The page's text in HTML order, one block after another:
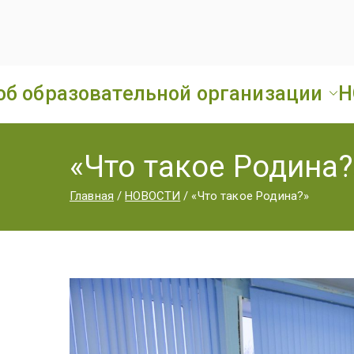
образовательной организации
«Что такое
Главная НОВОСТИ «Что такое Родина?»